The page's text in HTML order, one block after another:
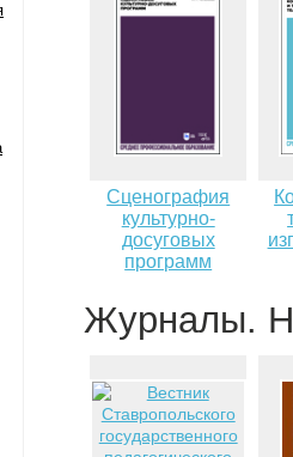
Сценография
культурно-
досуговых
программ
Журналы.